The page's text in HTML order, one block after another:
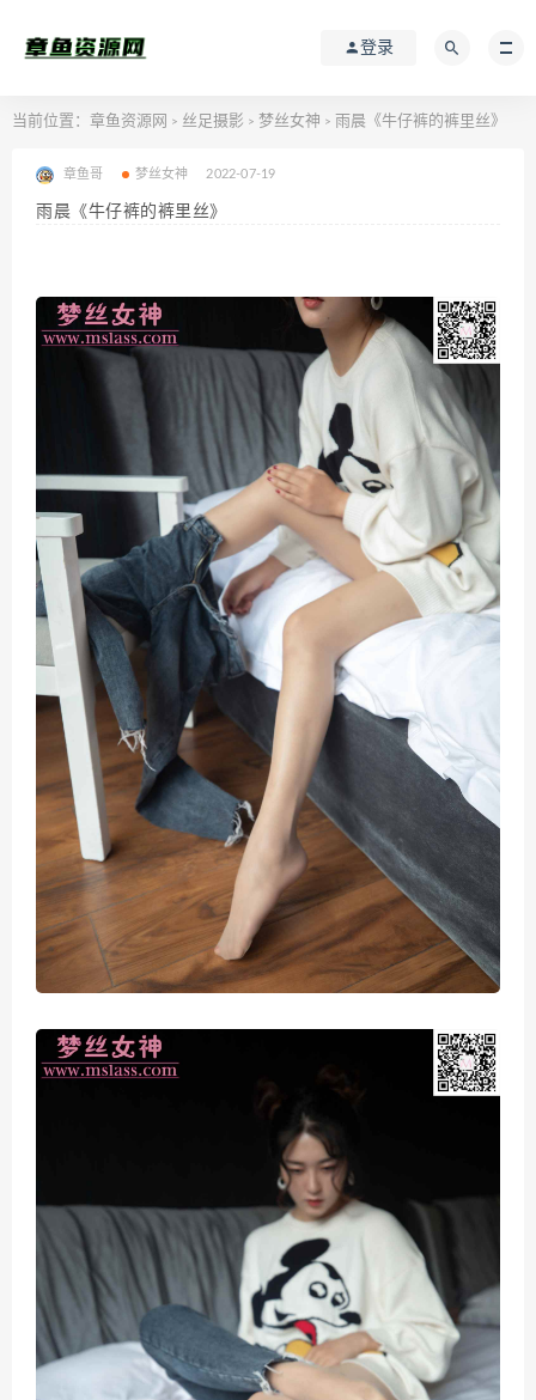
登录
当前位置： 章鱼资源网 > 丝足摄影 > 梦丝女神 > 雨晨《牛仔裤的裤里丝》
章鱼哥 梦丝女神 2022-07-19
雨晨《牛仔裤的裤里丝》